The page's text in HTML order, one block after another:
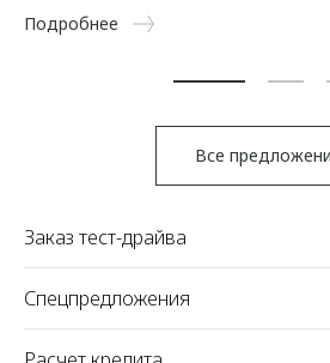
Подробнее
Все
Заказ тест-драйва
Спецпредложения